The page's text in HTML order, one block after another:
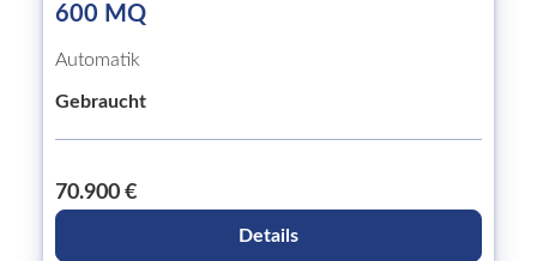
600 MQ
Automatik
Gebraucht
70.900 €
Details